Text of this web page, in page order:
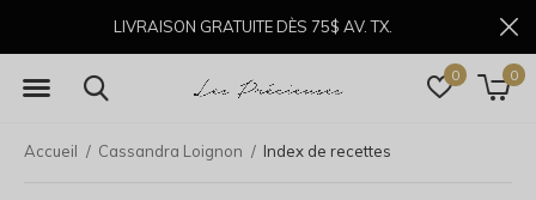
0 0
LIVRAISON GRATUITE DÈS 75$ AV. TX.
Accueil Cassandra Loignon Index de recettes